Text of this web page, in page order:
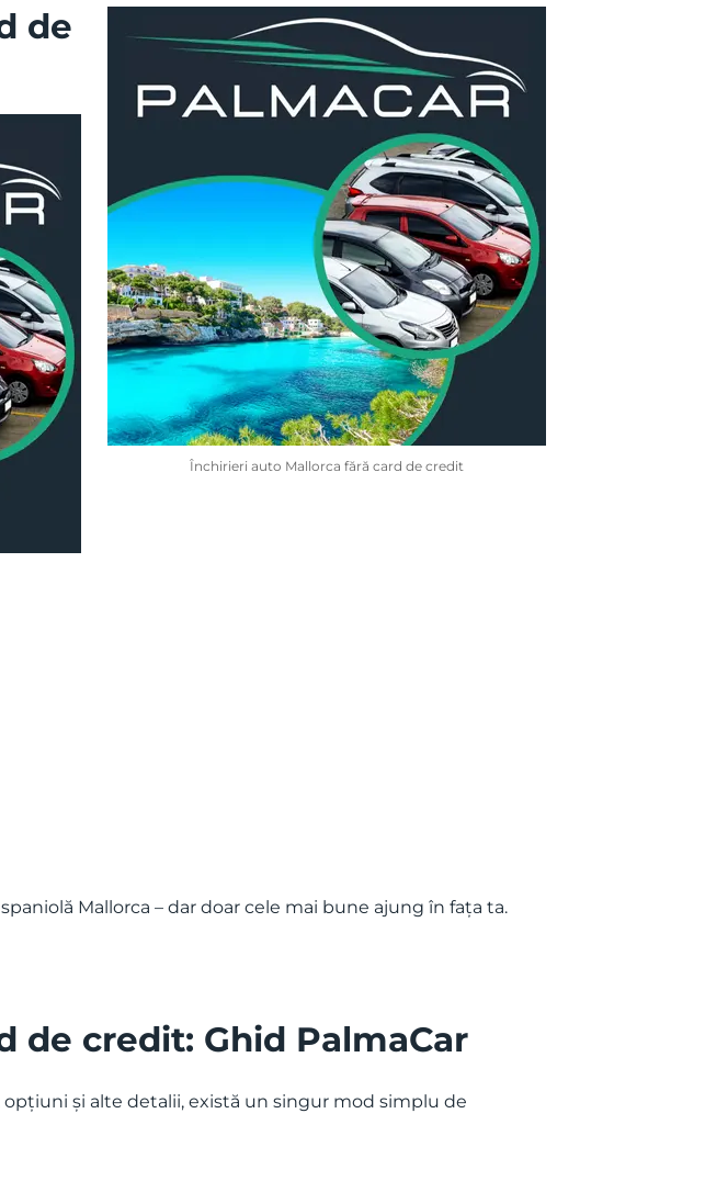
Închirieri auto Mallorca fără card de credit
de
Mallorca – dar doar cele mai bune ajung în fața ta.
de credit: Ghid PalmaCar
și alte detalii, există un singur mod simplu de